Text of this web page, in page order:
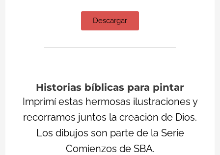
Descargar
Historias bíblicas para pintar
Imprimí estas hermosas ilustraciones y
recorramos juntos la creación de Dios.
Los dibujos son parte de la Serie
Comienzos de SBA.